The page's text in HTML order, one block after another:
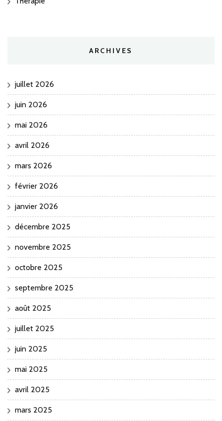
ARCHIVES
juillet 2026
juin 2026
mai 2026
avril 2026
mars 2026
février 2026
janvier 2026
décembre 2025
novembre 2025
octobre 2025
septembre 2025
août 2025
juillet 2025
juin 2025
mai 2025
avril 2025
mars 2025